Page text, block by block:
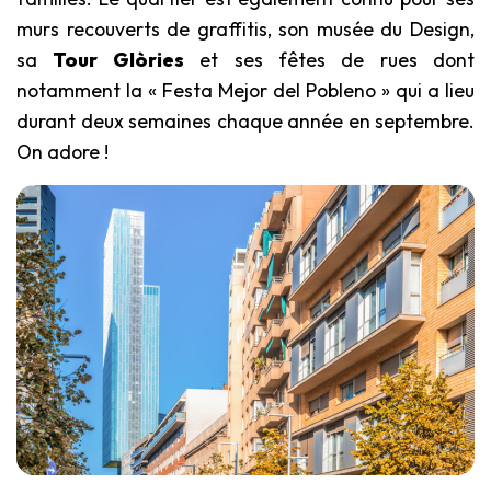
murs recouverts de graffitis, son musée du Design,
sa Tour Glòries et ses fêtes de rues dont
notamment la « Festa Mejor del Pobleno » qui a lieu
durant deux semaines chaque année en septembre.
On adore !